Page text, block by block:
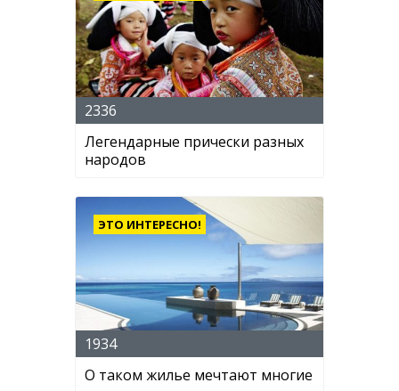
2336
Легендарные прически разных
народов
ЭТО ИНТЕРЕСНО!
1934
О таком жилье мечтают многие